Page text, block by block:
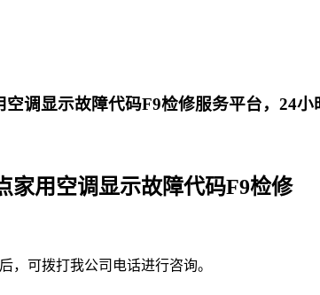
调显示故障代码F9检修服务平台，24小
家用空调显示故障代码F9检修
，可拨打我公司电话进行咨询。